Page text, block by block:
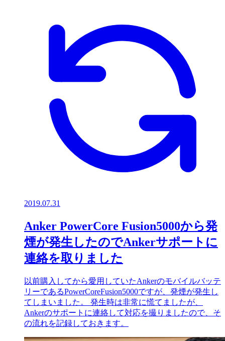
2019.07.31
Anker PowerCore Fusion5000から発
煙が発生したのでAnkerサポートに
連絡を取りました
以前購入してから愛用していたAnkerのモバイルバッテ
リーであるPowerCoreFusion5000ですが、発煙が発生し
てしまいました。 発生時は非常に慌てましたが、
Ankerのサポートに連絡して対応を撮りましたので、そ
の流れを記録しておきます。